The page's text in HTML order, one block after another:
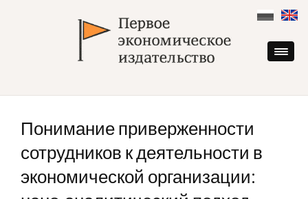
content
Понимание приверженности
сотрудников к деятельности в
экономической организации: